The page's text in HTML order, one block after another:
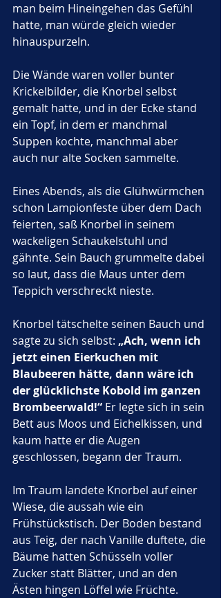
man beim Hineingehen das Gefühl
hatte, man würde gleich wieder
hinauspurzeln.
Die Wände waren voller bunter
Krickelbilder, die Knorbel selbst
gemalt hatte, und in der Ecke stand
ein Topf, in dem er manchmal
Suppen kochte, manchmal aber
auch nur alte Socken sammelte.
Eines Abends, als die Glühwürmchen
schon Lampionfeste über dem Dach
feierten, saß Knorbel in seinem
wackeligen Schaukelstuhl und
gähnte. Sein Bauch grummelte dabei
so laut, dass die Maus unter dem
Teppich verschreckt nieste.
Knorbel tätschelte seinen Bauch und
sagte zu sich selbst: „Ach, wenn ich
jetzt einen Eierkuchen mit
Blaubeeren hätte, dann wäre ich
der glücklichste Kobold im ganzen
Brombeerwald!“ Er legte sich in sein
Bett aus Moos und Eichelkissen, und
kaum hatte er die Augen
geschlossen, begann der Traum.
Im Traum landete Knorbel auf einer
Wiese, die aussah wie ein
Frühstückstisch. Der Boden bestand
aus Teig, der nach Vanille duftete, die
Bäume hatten Schüsseln voller
Zucker statt Blätter, und an den
Ästen hingen Löffel wie Früchte.